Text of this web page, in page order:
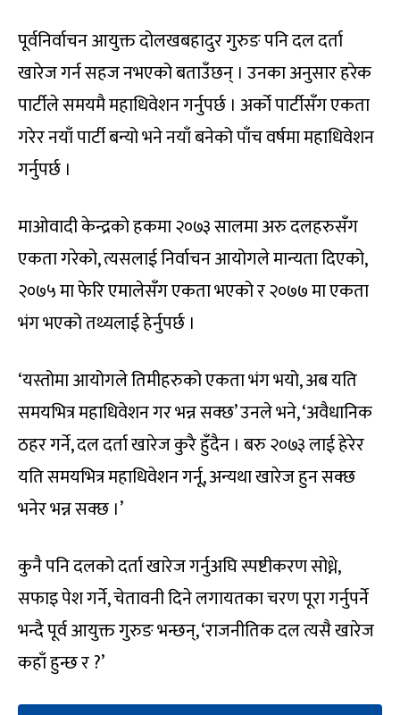
पूर्वनिर्वाचन आयुक्त दोलखबहादुर गुरुङ पनि दल दर्ता
खारेज गर्न सहज नभएको बताउँछन् । उनका अनुसार हरेक
पार्टीले समयमै महाधिवेशन गर्नुपर्छ । अर्को पार्टीसँग एकता
गरेर नयाँ पार्टी बन्यो भने नयाँ बनेको पाँच वर्षमा महाधिवेशन
गर्नुपर्छ ।
माओवादी केन्द्रको हकमा २०७३ सालमा अरु दलहरुसँग
एकता गरेको, त्यसलाई निर्वाचन आयोगले मान्यता दिएको,
२०७५ मा फेरि एमालेसँग एकता भएको र २०७७ मा एकता
भंग भएको तथ्यलाई हेर्नुपर्छ ।
‘यस्तोमा आयोगले तिमीहरुको एकता भंग भयो, अब यति
समयभित्र महाधिवेशन गर भन्न सक्छ’ उनले भने, ‘अवैधानिक
ठहर गर्ने, दल दर्ता खारेज कुरै हुँदैन । बरु २०७३ लाई हेरेर
यति समयभित्र महाधिवेशन गर्नू, अन्यथा खारेज हुन सक्छ
भनेर भन्न सक्छ ।’
कुनै पनि दलको दर्ता खारेज गर्नुअघि स्पष्टीकरण सोध्ने,
सफाइ पेश गर्ने, चेतावनी दिने लगायतका चरण पूरा गर्नुपर्ने
भन्दै पूर्व आयुक्त गुरुङ भन्छन्, ‘राजनीतिक दल त्यसै खारेज
कहाँ हुन्छ र ?’